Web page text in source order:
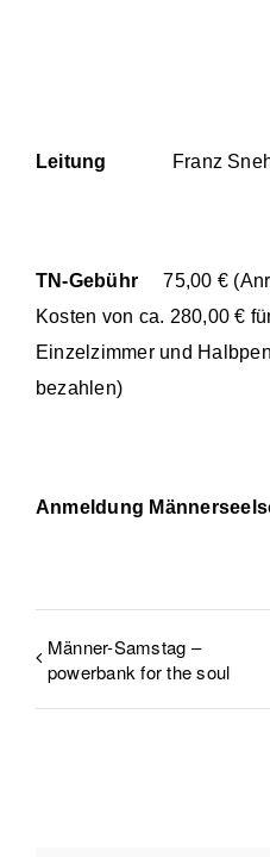
Leitung Franz
TN-Gebühr 75,00 €
Kosten von ca. 280,00 €
Einzelzimmer und
bezahlen)
Anmeldung
Männer-Samstag –
powerbank for the soul